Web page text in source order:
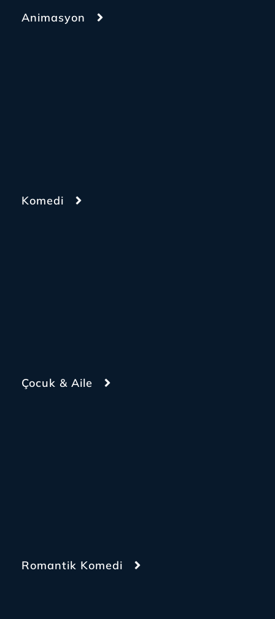
Animasyon
Komedi
Çocuk & Aile
Romantik Komedi